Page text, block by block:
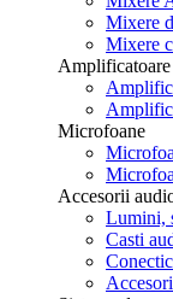
Mixere
Mixere
Amplificatoare
Microfoane
Accesorii
Lumini,
Casti